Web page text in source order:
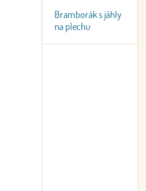
Bramborák s jáhly
na plechu